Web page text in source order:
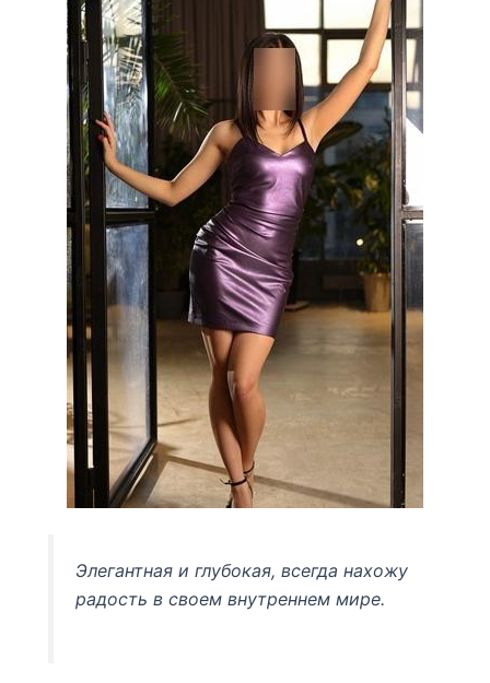
Элегантная и глубокая, всегда нахожу
радость в своем внутреннем мире.